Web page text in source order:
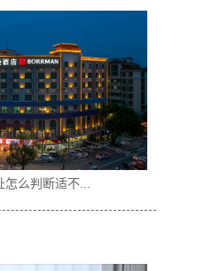
什么品牌好...